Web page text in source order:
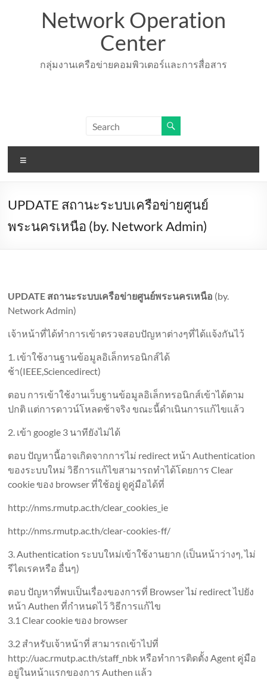
Network Operation
Center
กลุ่มงานเครือข่ายคอมพิวเตอร์เเละการสื่อสาร
UPDATE สถานะระบบเครือข่ายศูนย์
พระนครเหนือ (by. Network Admin)
UPDATE สถานะระบบเครือข่ายศูนย์พระนครเหนือ (by.
Network Admin)
เจ้าหน้าที่ได้ทำการเข้าตรวจสอบปัญหาต่างๆที่ได้เเจ้งกันไว้
1. เข้าใช้งานฐานข้อมูลอิเล็กทรอนิกส์ได้
ช้า(IEEE,Sciencedirect)
ตอบ การเข้าใช้งานเว็บฐานข้อมูลอิเล็กทรอนิกส์เข้าได้ตาม
ปกติ เเต่การดาวน์โหลดช้าจริง ขณะนี้ดำเนินการเเก้ไขเเล้ว
2. เข้า google 3 นาทียังไม่ได้
ตอบ ปัญหานี้อาจเกิดจากการไม่ redirect หน้า Authentication
ของระบบใหม่ วิธีการแก้ไขสามารถทำได้โดยการ Clear
cookie ของ browser ที่ใช้อยู่ ดูคู่มือได้ที่
http://nms.rmutp.ac.th/clear_cookies_ie
http://nms.rmutp.ac.th/clear-cookies-ff/
3. Authentication ระบบใหม่เข้าใช้งานยาก (เป็นหน้าว่างๆ, ไม่
รีไดเรคหรือ อื่นๆ)
ตอบ ปัญหาที่พบเป็นเรื่องของการที่ Browser ไม่ redirect ไปยัง
หน้า Authen ที่กำหนดไว้ วิธีการแก้ไข
3.1 Clear cookie ของ browser
3.2 สำหรับเจ้าหน้าที่ สามารถเข้าไปที่
http://uac.rmutp.ac.th/staff_nbk หรือทำการติดตั้ง Agent คู่มือ
อยู่ในหน้าเเรกของการ Authen เเล้ว